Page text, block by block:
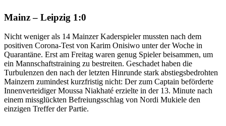
Mainz – Leipzig 1:0
Nicht weniger als 14 Mainzer Kaderspieler mussten nach dem
positiven Corona-Test von Karim Onisiwo unter der Woche in
Quarantäne. Erst am Freitag waren genug Spieler beisammen, um
ein Mannschaftstraining zu bestreiten. Geschadet haben die
Turbulenzen den nach der letzten Hinrunde stark abstiegsbedrohten
Mainzern zumindest kurzfristig nicht: Der zum Captain beförderte
Innenverteidiger Moussa Niakhaté erzielte in der 13. Minute nach
einem missglückten Befreiungsschlag von Nordi Mukiele den
einzigen Treffer der Partie.